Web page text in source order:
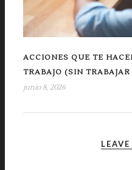
ACCIONES QUE TE
TRABAJO (SIN
junio 8, 2026